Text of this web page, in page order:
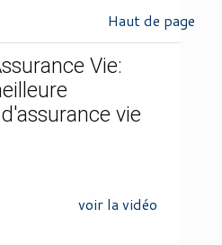
Haut de page
Vie:
vie
voir la vidéo